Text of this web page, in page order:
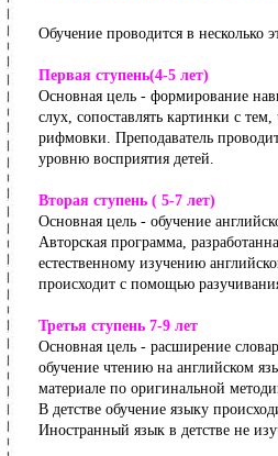
Обучение проводится в несколько
Первая ступень(4-5 лет)
Основная цель - формирование
слух, сопоставлять картинки с
рифмовки. Преподаватель
уровню восприятия детей.
Вторая ступень ( 5-7 лет)
Основная цель - обучение
Авторская программа,
естественному изучению
происходит с помощью
Третья ступень 7-9 лет
Основная цель - расширение
обучение чтению на английском
материале по оригинальной
В детстве обучение языку
Иностранный язык в детстве не